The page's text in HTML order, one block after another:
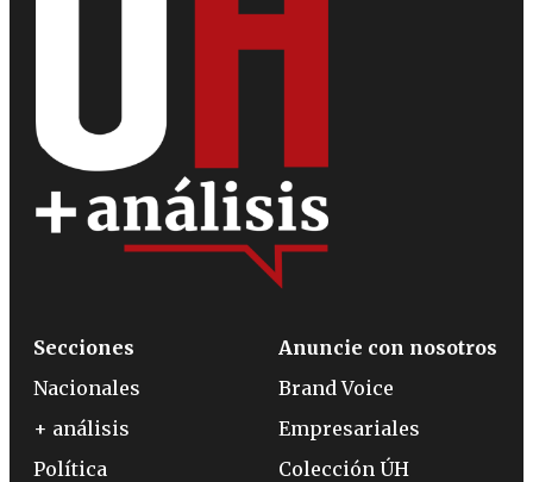
Secciones
Nacionales
+ análisis
Política
Anuncie con nosotros
Brand Voice
Empresariales
Colección ÚH